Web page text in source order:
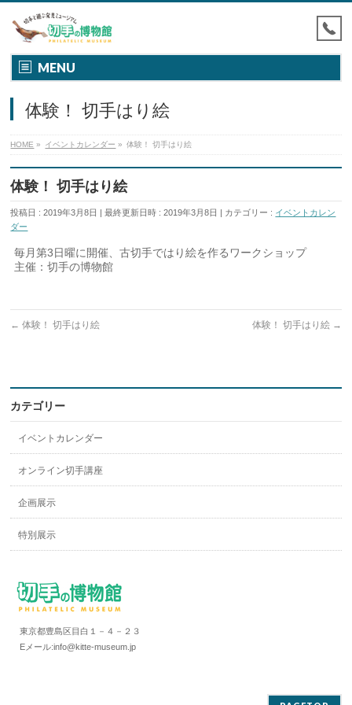
MENU
体験！ 切手はり絵
HOME » イベントカレンダー » 体験！ 切手はり絵
体験！ 切手はり絵
投稿日 : 2019年3月8日 最終更新日時 : 2019年3月8日 カテゴリー : イベントカレン
ダー
毎月第3日曜に開催、古切手ではり絵を作るワークショップ
主催：切手の博物館
← 体験！ 切手はり絵 体験！ 切手はり絵 →
カテゴリー
イベントカレンダー
オンライン切手講座
企画展示
特別展示
東京都豊島区目白１－４－２３
Eメール:info@kitte-museum.jp